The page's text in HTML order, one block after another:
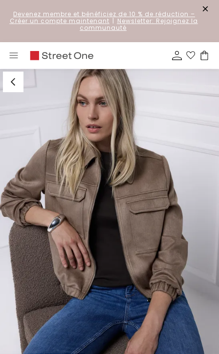
Devenez membre et bénéficiez de 10 % de réduction –
Créer un compte maintenant | Newsletter: Rejoignez la
communauté